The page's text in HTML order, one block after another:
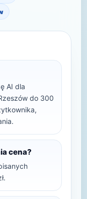
AI dla
do 300
cena?